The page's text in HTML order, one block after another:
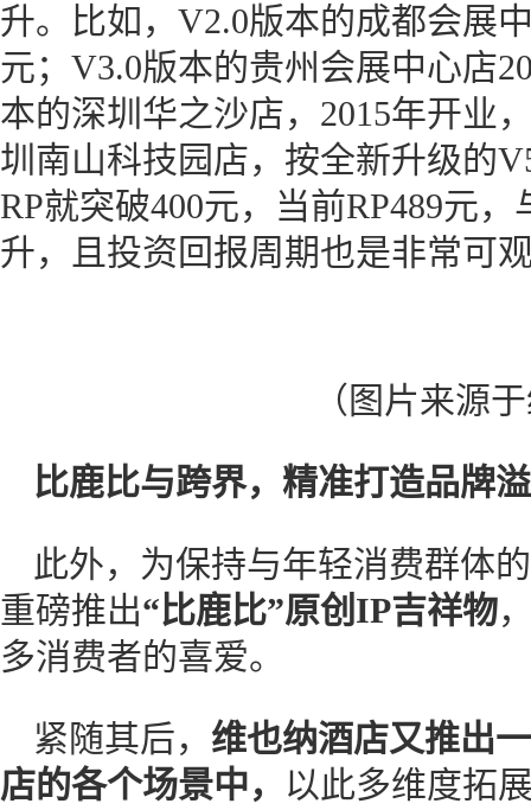
升。比如，V2.0版本的成都会展
元；V3.0版本的贵州会展中心店
本的深圳华之沙店，2015年开业
圳南山科技园店，按全新升级的
RP就突破400元，当前RP489元
升，且投资回报周期也是非常可
（图片来源
比鹿比与跨界，精准打造品牌
此外，为保持与年轻消费群体
重磅推出“比鹿比”原创IP吉祥物
多消费者的喜爱。
紧随其后， 维也纳酒店又推出
店的各个场景中， 以此多维度拓